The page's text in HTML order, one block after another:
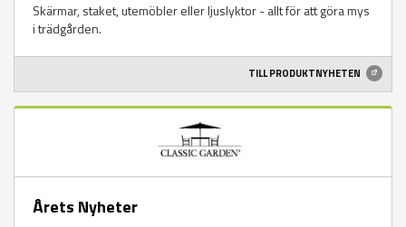
Skärmar, staket, utemöbler eller ljuslyktor - allt för att göra mys
i trädgården.
TILL PRODUKTNYHETEN
Årets Nyheter